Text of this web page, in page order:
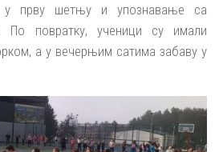
у прву шетњу и упознавање са
По повратку, ученици су имали
а у вечерњим сатима забаву у